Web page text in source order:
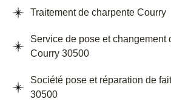
Traitement de charpente Courry
Service de pose et changement
Courry 30500
Société pose et réparation de
30500